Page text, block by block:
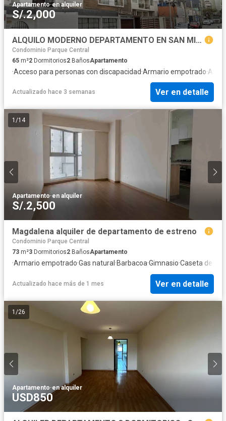
Apartamento·en alquiler
S/.2,000
ALQUILO MODERNO DEPARTAMENTO EN SAN MIGUEL AV. DE LOS PATRIOTAS
Condominio Parque Central
65 m²2 Dormitorios2 BañosApartamento
·Acceso para personas con discapacidad·Armario empotrado·
Actualizado hace 3 semanas Ver en detalle
1 /14
Apartamento·en alquiler
S/.2,500
Magdalena alquiler de departamento de estreno
Condominio Parque Central
73 m²3 Dormitorios2 BañosApartamento
·Armario empotrado·Gas natural ·Barbacoa·Gimnasio·Caseta de
Actualizado hace más de 1 mes Ver en detalle
1 /26
Apartamento·en alquiler
USD850